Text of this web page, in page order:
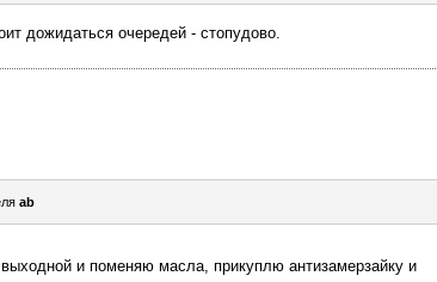
дожидаться очередей - стопудово.
ab
и поменяю масла, прикуплю антизамерзайку и